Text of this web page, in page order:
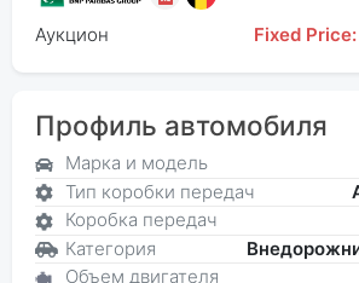
Аукцион Fixed Price:
Профиль автомобиля
Марка и модель
Тип коробки передач
Коробка передач
Категория
Объем двигателя